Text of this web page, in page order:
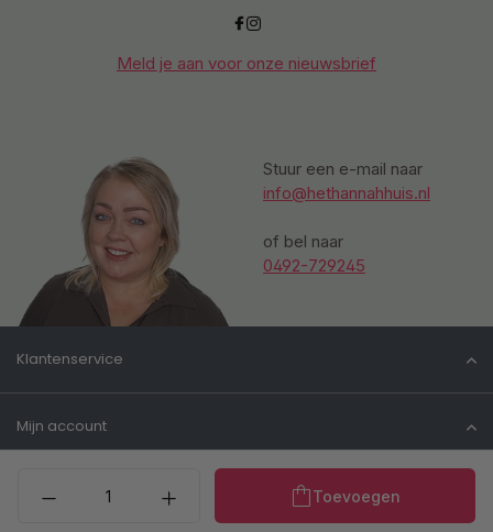
Producthoeveelheid:
Toevoegen
Stuur een e-mail naar
info@hethannahhuis.nl
of bel naar
0492-729245
Meld je aan voor onze nieuwsbrief
Klantenservice
Mijn account
Informatie